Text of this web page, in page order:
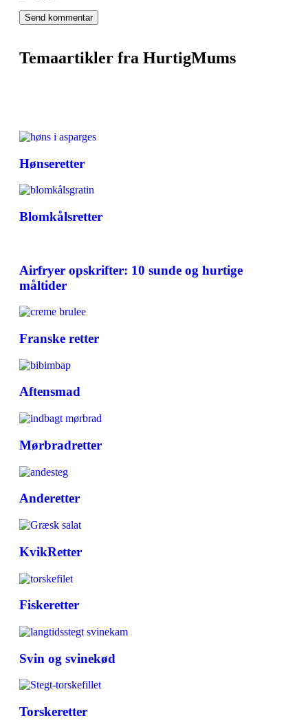
Temaartikler fra HurtigMums
Hønseretter
Blomkålsretter
Airfryer opskrifter: 10 sunde og hurtige
måltider
Franske retter
Aftensmad
Mørbradretter
Anderetter
KvikRetter
Fiskeretter
Svin og svinekød
Torskeretter